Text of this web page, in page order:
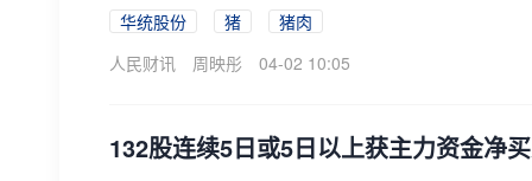
华统股份 猪
猪肉
人民财讯
周映彤 04-02 10:05
132股连续5日或5日以上获主力资金净